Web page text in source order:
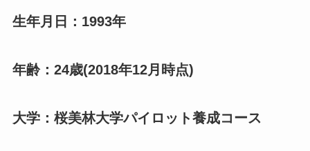
生年月日：1993年
年齢：24歳(2018年12月時点)
大学：桜美林大学パイロット養成コース